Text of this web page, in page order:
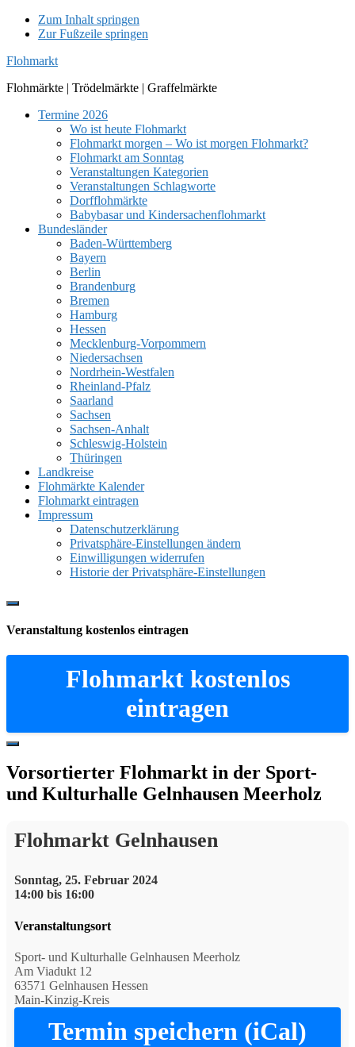
Zum Inhalt springen
Zur Fußzeile springen
Flohmarkt
Flohmärkte | Trödelmärkte | Graffelmärkte
Termine 2026
Wo ist heute Flohmarkt
Flohmarkt morgen – Wo ist morgen Flohmarkt?
Flohmarkt am Sonntag
Veranstaltungen Kategorien
Veranstaltungen Schlagworte
Dorfflohmärkte
Babybasar und Kindersachenflohmarkt
Bundesländer
Baden-Württemberg
Bayern
Berlin
Brandenburg
Bremen
Hamburg
Hessen
Mecklenburg-Vorpommern
Niedersachsen
Nordrhein-Westfalen
Rheinland-Pfalz
Saarland
Sachsen
Sachsen-Anhalt
Schleswig-Holstein
Thüringen
Landkreise
Flohmärkte Kalender
Flohmarkt eintragen
Impressum
Datenschutzerklärung
Privatsphäre-Einstellungen ändern
Einwilligungen widerrufen
Historie der Privatsphäre-Einstellungen
Show
Content
Veranstaltung kostenlos eintragen
Flohmarkt kostenlos
eintragen
Hide
Content
Vorsortierter Flohmarkt in der Sport-
und Kulturhalle Gelnhausen Meerholz
Flohmarkt Gelnhausen
Sonntag, 25. Februar 2024
14:00 bis 16:00
Veranstaltungsort
Sport- und Kulturhalle Gelnhausen Meerholz
Am Viadukt 12
63571 Gelnhausen Hessen
Main-Kinzig-Kreis
Termin speichern (iCal)